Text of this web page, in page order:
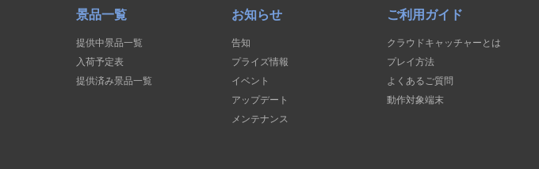
景品一覧
提供中景品一覧
入荷予定表
提供済み景品一覧
お知らせ
告知
プライズ情報
イベント
アップデート
メンテナンス
ご利用ガイド
クラウドキャッチャーとは
プレイ方法
よくあるご質問
動作対象端末